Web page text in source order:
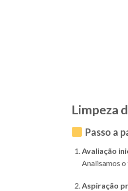
Limpeza
Passo a
Avaliação
Analisamos o
Aspiração